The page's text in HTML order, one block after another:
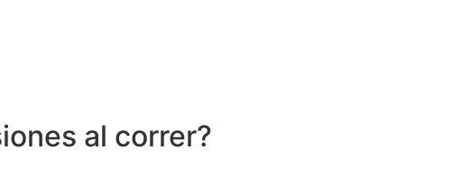
al correr?